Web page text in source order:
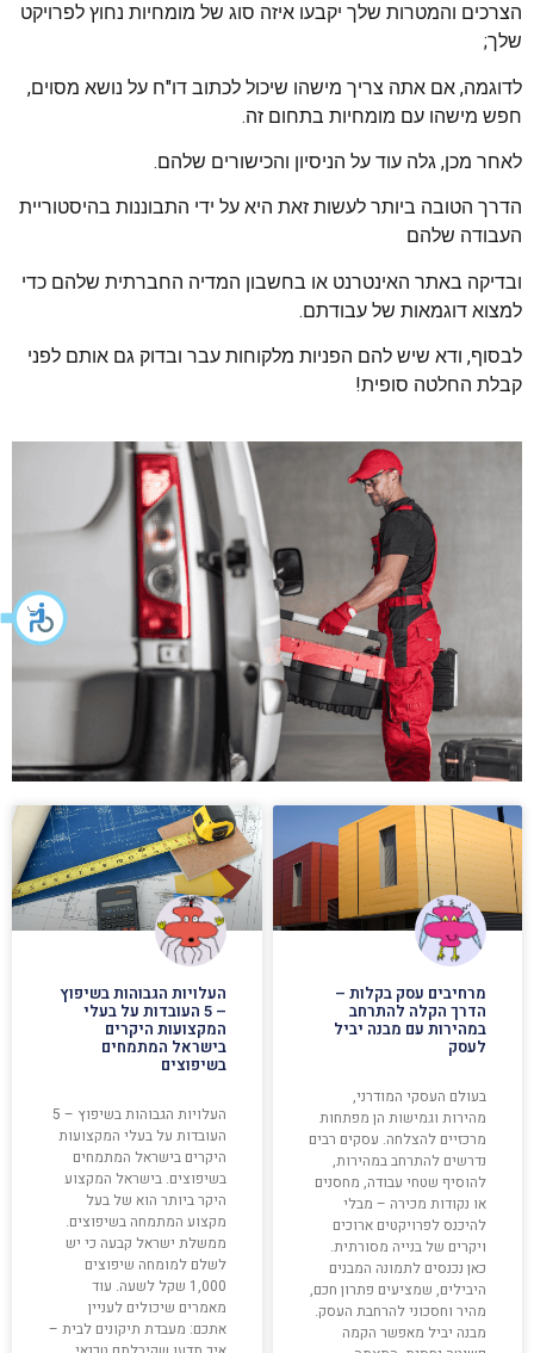
הצרכים והמטרות שלך יקבעו איזה סוג של מומחיות נחוץ לפרויקט
שלך;
לדוגמה, אם אתה צריך מישהו שיכול לכתוב דו"ח על נושא מסוים,
חפש מישהו עם מומחיות בתחום זה.
לאחר מכן, גלה עוד על הניסיון והכישורים שלהם.
הדרך הטובה ביותר לעשות זאת היא על ידי התבוננות בהיסטוריית
העבודה שלהם
ובדיקה באתר האינטרנט או בחשבון המדיה החברתית שלהם כדי
למצוא דוגמאות של עבודתם.
לבסוף, ודא שיש להם הפניות מלקוחות עבר ובדוק גם אותם לפני
קבלת החלטה סופית!
מרחיבים עסק בקלות –
הדרך הקלה להתרחב
במהירות עם מבנה יביל
לעסק
בעולם העסקי המודרני,
מהירות וגמישות הן מפתחות
מרכזיים להצלחה. עסקים רבים
נדרשים להתרחב במהירות,
להוסיף שטחי עבודה, מחסנים
או נקודות מכירה – מבלי
להיכנס לפרויקטים ארוכים
ויקרים של בנייה מסורתית.
כאן נכנסים לתמונה המבנים
היבילים, שמציעים פתרון חכם,
מהיר וחסכוני להרחבת העסק.
מבנה יביל מאפשר הקמה
העלויות הגבוהות בשיפוץ
– 5 העובדות על בעלי
המקצועות היקרים
בישראל המתמחים
בשיפוצים
העלויות הגבוהות בשיפוץ – 5
העובדות על בעלי המקצועות
היקרים בישראל המתמחים
בשיפוצים. בישראל המקצוע
היקר ביותר הוא של בעל
מקצוע המתמחה בשיפוצים.
ממשלת ישראל קבעה כי יש
לשלם למומחה שיפוצים
1,000 שקל לשעה. עוד
מאמרים שיכולים לעניין
אתכם: מעבדת תיקונים לבית –